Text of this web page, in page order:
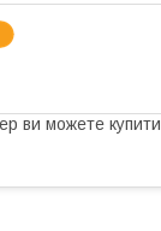
ви можете купити